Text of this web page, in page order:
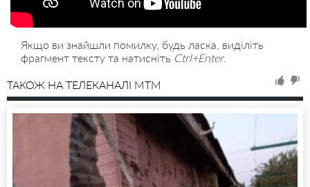
Якщо ви знайшли помилку, будь ласка, виділіть
фрагмент тексту та натисніть Ctrl+Enter.
ТАКОЖ НА ТЕЛЕКАНАЛІ MTM